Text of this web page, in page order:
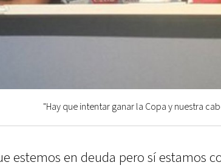
"Hay que intentar ganar la Copa y nuestra
estemos en deuda pero sí estamos